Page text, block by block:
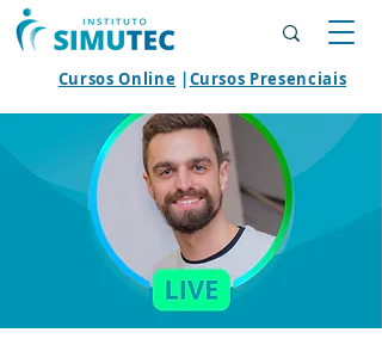
Cursos Online |Cursos Presenciais